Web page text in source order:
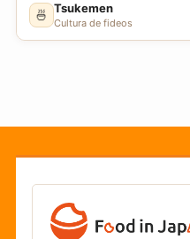
🍜 Tsukemen
Cultura de fideos